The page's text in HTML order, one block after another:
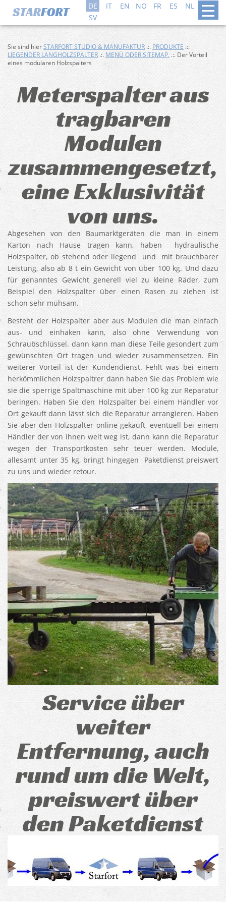
DE IT EN NO FR ES NL
DA
SV
Sie sind hierSTARFORT STUDIO & MANUFAKTUR .:. PRODUKTE .:.
LIEGENDER LANGHOLZSPALTER .:. MENÜ ODER SITEMAP. .:. Der Vorteil
eines modularen Holzspalters
Meterspalter aus
tragbaren
Modulen
zusammengesetzt,
eine Exklusivität
von uns.
Abgesehen von den Baumarktgeräten die man in einem
Karton nach Hause tragen kann, haben hydraulische
Holzspalter, ob stehend oder liegend und mit brauchbarer
Leistung, also ab 8 t ein Gewicht von über 100 kg. Und dazu
für genanntes Gewicht generell viel zu kleine Räder, zum
Beispiel den Holzspalter über einen Rasen zu ziehen ist
schon sehr mühsam.
Besteht der Holzspalter aber aus Modulen die man einfach
aus- und einhaken kann, also ohne Verwendung von
Schraubschlüssel. dann kann man diese Teile gesondert zum
gewünschten Ort tragen und wieder zusammensetzen. Ein
weiterer Vorteil ist der Kundendienst. Fehlt was bei einem
herkömmlichen Holzspaltrer dann haben Sie das Problem wie
sie die sperrige Spaltmaschine mit über 100 kg zur Reparatur
beringen. Haben Sie den Holzspalter bei einem Händler vor
Ort gekauft dann lässt sich die Reparatur arrangieren. Haben
Sie aber den Holzspalter online gekauft, eventuell bei einem
Händler der von Ihnen weit weg ist, dann kann die Reparatur
wegen der Transportkosten sehr teuer werden. Module,
allesamt unter 35 kg, bringt hingegen Paketdienst preiswert
zu uns und wieder retour.
Service über
weiter
Entfernung, auch
rund um die Welt,
preiswert über
den Paketdienst